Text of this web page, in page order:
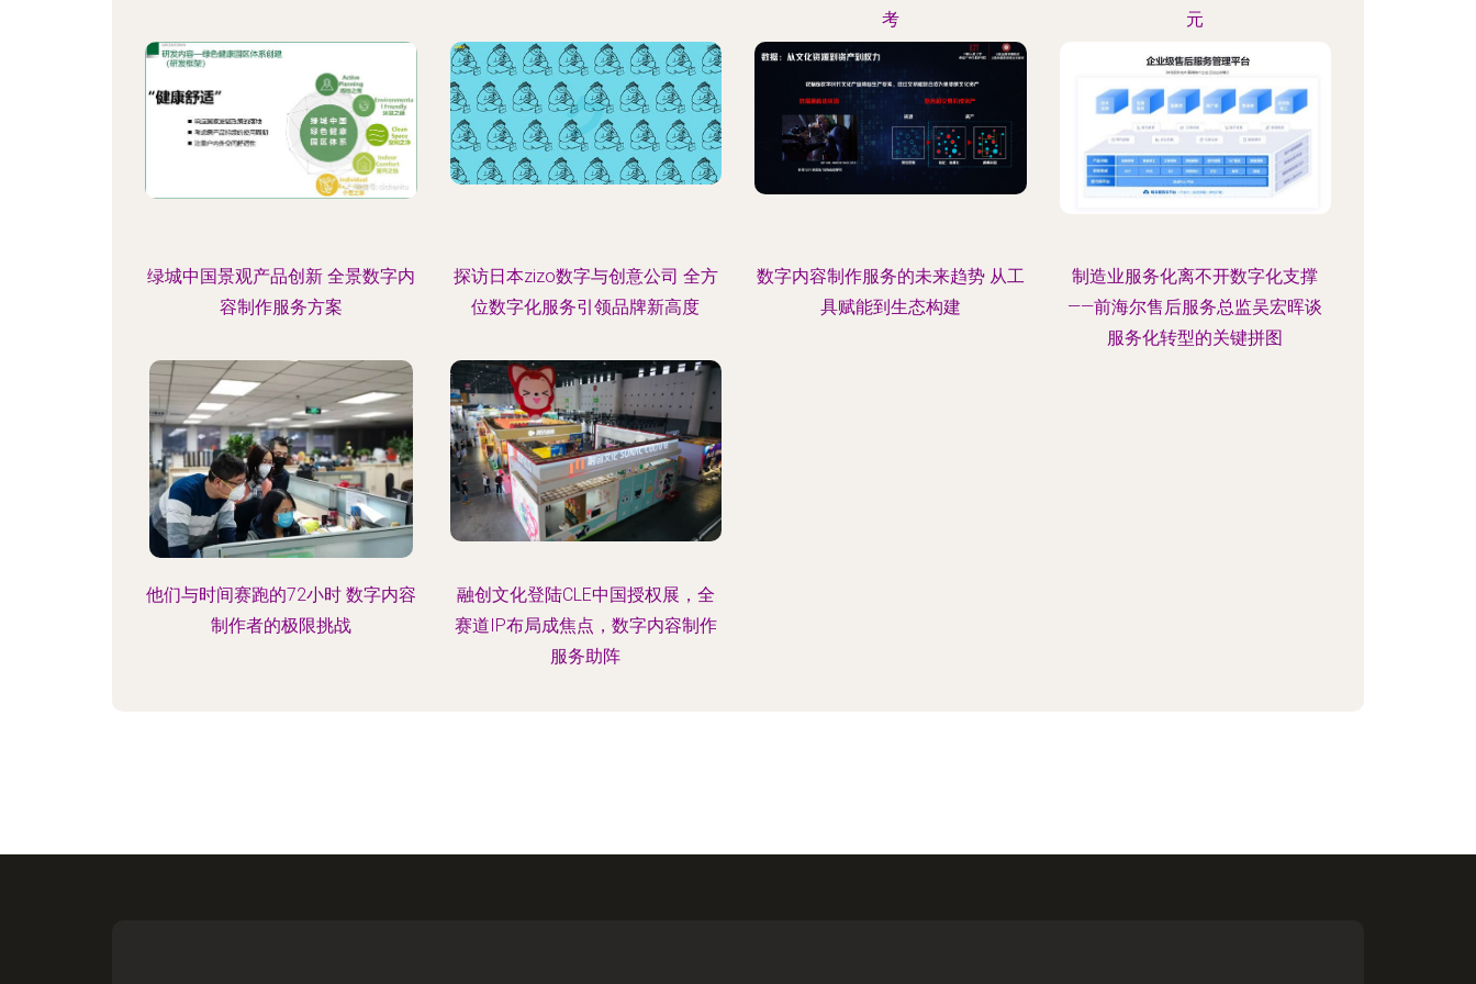
考
元
绿城中国景观产品创新 全景数字内
容制作服务方案
探访日本zizo数字与创意公司 全方
位数字化服务引领品牌新高度
数字内容制作服务的未来趋势 从工
具赋能到生态构建
制造业服务化离不开数字化支撑
——前海尔售后服务总监吴宏晖谈
服务化转型的关键拼图
他们与时间赛跑的72小时 数字内容
制作者的极限挑战
融创文化登陆CLE中国授权展，全
赛道IP布局成焦点，数字内容制作
服务助阵